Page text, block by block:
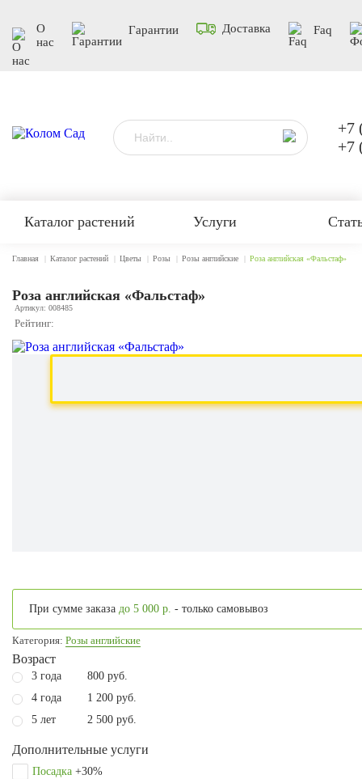
О
нас
Гарантии Доставка Faq
+7
+7
Каталог растений Услуги
Главная Каталог растений Цветы Розы Розы английские Роза английская «Фальстаф»
Роза английская «Фальстаф»
Артикул: 008485
Рейтинг:
При сумме заказа до 5 000 р. - только самовывоз
Категория: Розы английские
Возраст
3 года
800 руб.
4 года
1 200 руб.
5 лет
2 500 руб.
Дополнительные услуги
Посадка +30%